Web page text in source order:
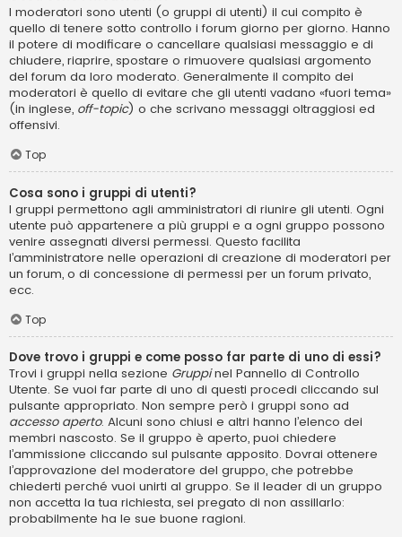
I moderatori sono utenti (o gruppi di utenti) il cui compito è
quello di tenere sotto controllo i forum giorno per giorno. Hanno
il potere di modificare o cancellare qualsiasi messaggio e di
chiudere, riaprire, spostare o rimuovere qualsiasi argomento
del forum da loro moderato. Generalmente il compito dei
moderatori è quello di evitare che gli utenti vadano «fuori tema»
(in inglese, off-topic) o che scrivano messaggi oltraggiosi ed
offensivi.
Top
Cosa sono i gruppi di utenti?
I gruppi permettono agli amministratori di riunire gli utenti. Ogni
utente può appartenere a più gruppi e a ogni gruppo possono
venire assegnati diversi permessi. Questo facilita
l’amministratore nelle operazioni di creazione di moderatori per
un forum, o di concessione di permessi per un forum privato,
ecc.
Top
Dove trovo i gruppi e come posso far parte di uno di essi?
Trovi i gruppi nella sezione Gruppinel Pannello di Controllo
Utente. Se vuoi far parte di uno di questi procedi cliccando sul
pulsante appropriato. Non sempre però i gruppi sono ad
accesso aperto. Alcuni sono chiusi e altri hanno l’elenco dei
membri nascosto. Se il gruppo è aperto, puoi chiedere
l’ammissione cliccando sul pulsante apposito. Dovrai ottenere
l’approvazione del moderatore del gruppo, che potrebbe
chiederti perché vuoi unirti al gruppo. Se il leader di un gruppo
non accetta la tua richiesta, sei pregato di non assillarlo:
probabilmente ha le sue buone ragioni.